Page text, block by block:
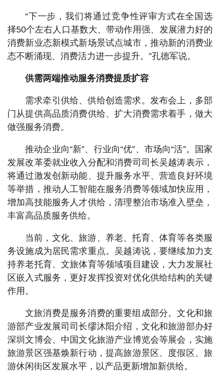
“下一步，我们将通过竞争性评审方式在全国选
择50个左右人口基数大、带动作用强、发展潜力好的
消费新业态新模式新场景试点城市，推动新的消费业
态不断涌现、消费活力进一步提升。”孔德军说。
供需两端推动服务消费提质扩容
需求牵引供给、供给创造需求。发布会上，多部
门从提供高品质消费供给、扩大消费需求着手，做大
做强服务消费。
推动企业向“新”、行业向“优”、市场向“活”。国家
发展改革委就业收入分配和消费司司长吴越涛表示，
将通过激发创新动能、提升服务水平、营造良好环境
等举措，推动人工智能在服务消费等领域加快应用，
增加高技能服务人才供给，清理整治市场准入壁垒，
丰富高品质服务供给。
当前，文化、旅游、养老、托育、体育等各类服
务设施成为居民需求重点。吴越涛说，要继续加力支
持养老托育、文旅体育等领域项目建设，大力发展社
区嵌入式服务，更好发挥投资对优化供给结构的关键
作用。
文旅消费是服务消费的重要组成部分。文化和旅
游部产业发展司司长缪沐阳介绍，文化和旅游部办好
深圳文博会、中国文化旅游产业博览会等展会，实施
旅游景区强基焕新行动，提高旅游景区、度假区、旅
游休闲街区发展水平，以产品更新增加新供给。